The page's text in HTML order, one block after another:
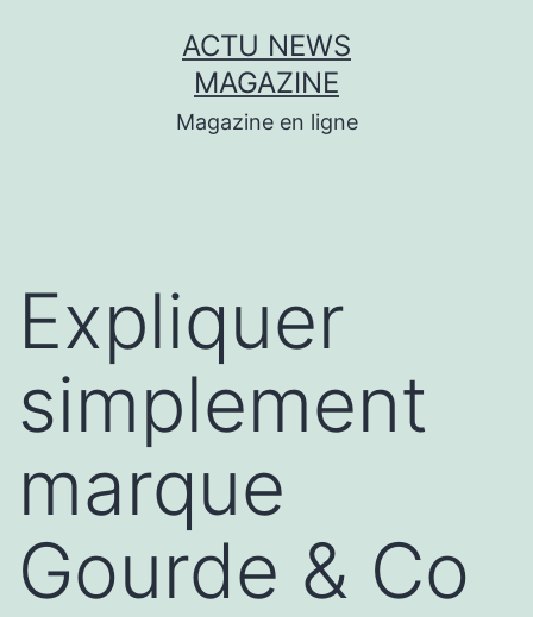
ACTU NEWS
MAGAZINE
Magazine en ligne
Expliquer
simplement
marque
Gourde & Co